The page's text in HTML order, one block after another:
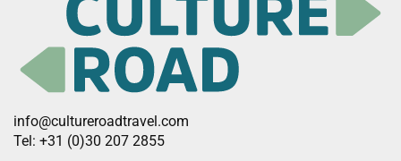
info@cultureroadtravel.com
Tel: +31 (0)30 207 2855